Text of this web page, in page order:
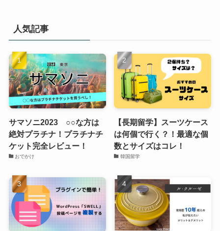
人気記事
サマソニ2023 ○○な方は
絶対プラチナ！プラチナチ
ケット完全レビュー！
おでかけ
【長期留学】スーツケース
は何個で行く？！最適な個
数とサイズはコレ！
韓国留学